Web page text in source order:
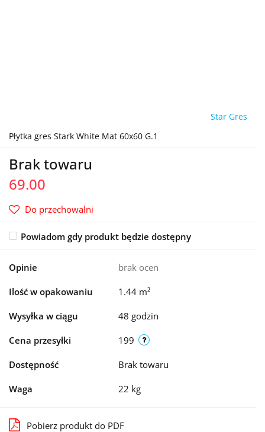
Star Gres
Płytka gres Stark White Mat 60x60 G.1
Brak towaru
69.00
Do przechowalni
Powiadom gdy produkt będzie dostępny
Opinie brak ocen
Ilość w opakowaniu 1.44 m²
Wysyłka w ciągu 48 godzin
Cena przesyłki 199
Dostępność Brak towaru
Waga 22 kg
Pobierz produkt do PDF